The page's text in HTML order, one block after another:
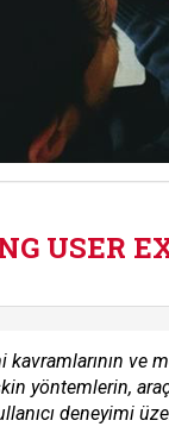
USER
kavramlarının ve
yöntemlerin,
deneyimi